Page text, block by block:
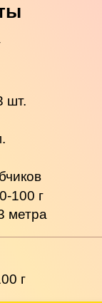
шт.
100 г
метра
г